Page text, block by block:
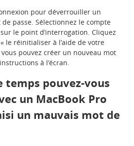
pour déverrouiller un
de passe. Sélectionnez le compte
le point d’interrogation. Cliquez
le réinitialiser à l’aide de votre
pouvez créer un nouveau mot
à l’écran.
temps pouvez-vous
un MacBook Pro
un mauvais mot de